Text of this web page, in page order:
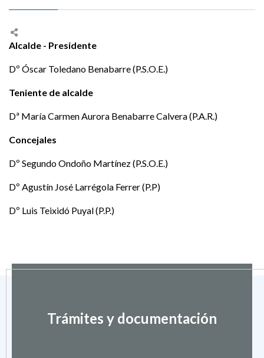
Alcalde - Presidente
Dº Óscar Toledano Benabarre (P.S.O.E.)
Teniente de alcalde
Dª María Carmen Aurora Benabarre Calvera (P.A.R.)
Concejales
Dº Segundo Ondoño Martínez (P.S.O.E.)
Dº Agustín José Larrégola Ferrer (P.P)
Dº Luis Teixidó Puyal (P.P.)
Trámites y documentación